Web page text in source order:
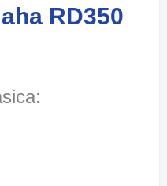
RD350